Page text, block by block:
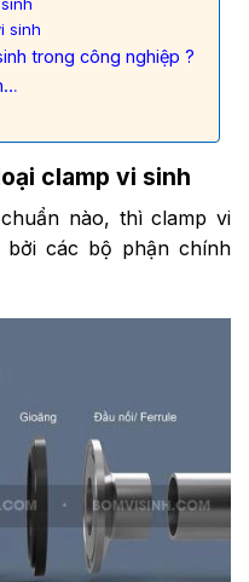
sinh
trong công nghiệp ?
clamp vi sinh
nào, thì clamp vi
bởi các bộ phận chính